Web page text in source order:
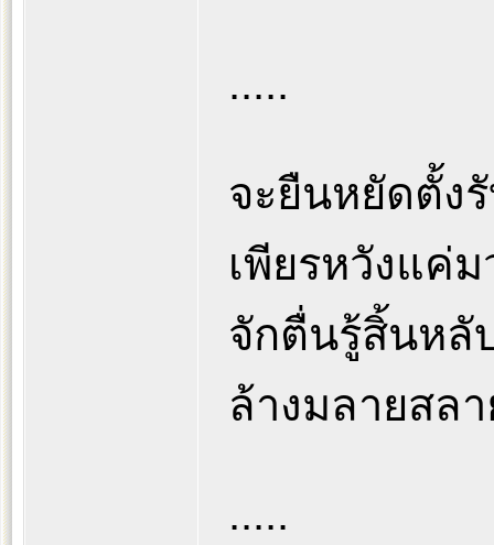
.....
จะยืนหยัดตั้ง
เพียรหวังแค่
จักตื่นรู้สิ้นหลั
ล้างมลายสล
.....